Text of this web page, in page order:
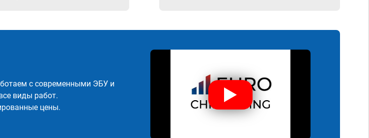
с современными ЭБУ и
виды работ.
цены.